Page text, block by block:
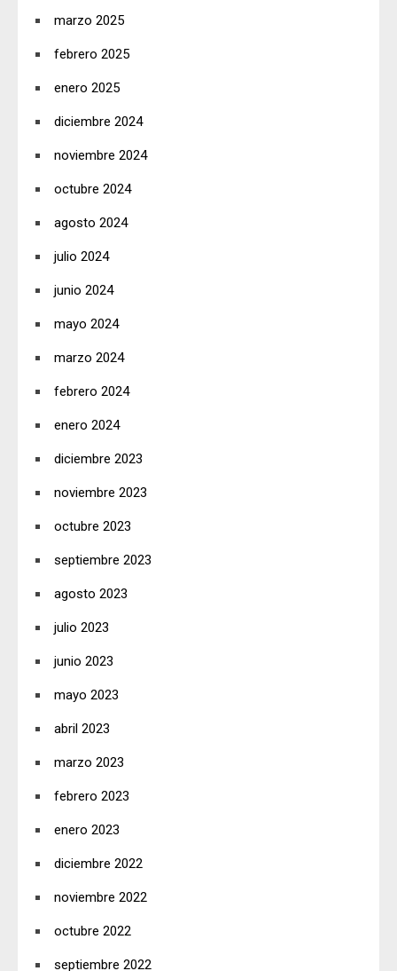
marzo 2025
febrero 2025
enero 2025
diciembre 2024
noviembre 2024
octubre 2024
agosto 2024
julio 2024
junio 2024
mayo 2024
marzo 2024
febrero 2024
enero 2024
diciembre 2023
noviembre 2023
octubre 2023
septiembre 2023
agosto 2023
julio 2023
junio 2023
mayo 2023
abril 2023
marzo 2023
febrero 2023
enero 2023
diciembre 2022
noviembre 2022
octubre 2022
septiembre 2022